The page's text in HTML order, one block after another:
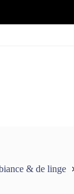
& de linge